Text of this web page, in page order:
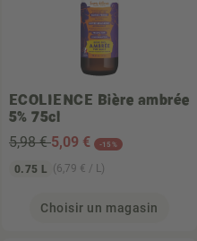
ECOLIENCE Bière ambrée
5% 75cl
5,98 €5,09 € -15%
0.75 L (6,79 € / L)
Choisir un magasin